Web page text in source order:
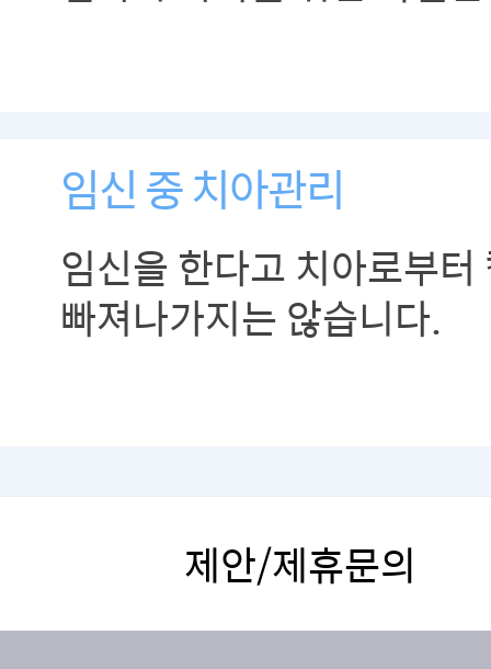
임신 중 치아관리
임신을 한다고 치아로부터
빠져나가지는 않습니다.
제안/제휴문의